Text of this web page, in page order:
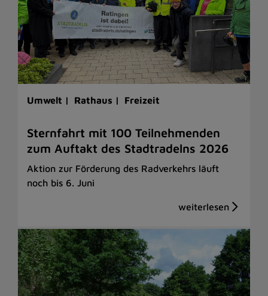
Umwelt | Rathaus | Freizeit
Sternfahrt mit 100 Teilnehmenden
zum Auftakt des Stadtradelns 2026
Aktion zur Förderung des Radverkehrs läuft
noch bis 6. Juni